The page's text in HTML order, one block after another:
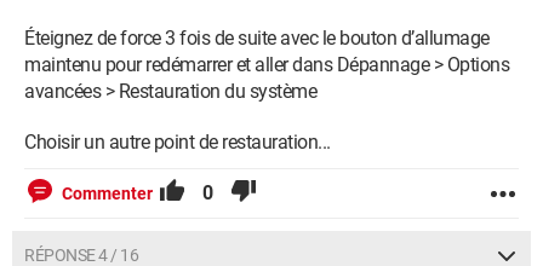
Éteignez de force 3 fois de suite avec le bouton d’allumage
maintenu pour redémarrer et aller dans Dépannage > Options
avancées > Restauration du système
Choisir un autre point de restauration...
Commenter 0
RÉPONSE 4 / 16